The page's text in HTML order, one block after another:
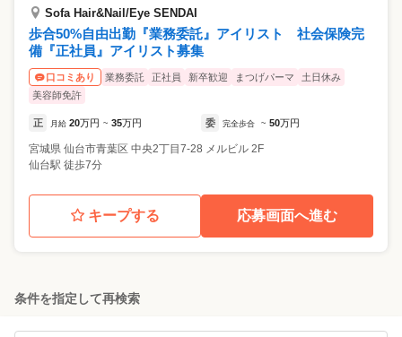
Sofa Hair&Nail/Eye SENDAI
歩合50%自由出勤『業務委託』アイリスト 社会保険完
備『正社員』アイリスト募集
口コミあり 業務委託 正社員 新卒歓迎 まつげパーマ
土日休み
美容師免許
正 月給 20万円 ~ 35万円 委 完全歩合 ~ 50万円
宮城県 仙台市青葉区 中央2丁目7-28 メルビル 2F
仙台駅 徒歩7分
キープする 応募画面へ進む
条件を指定して再検索